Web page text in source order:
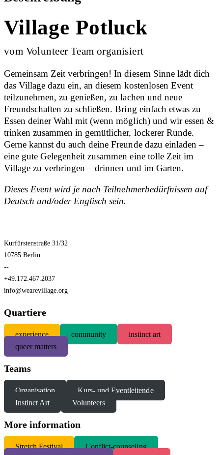
Village Potluck
vom Volunteer Team organisiert
Gemeinsam Zeit verbringen! In diesem Sinne lädt dich
das Village dazu ein, an diesem kostenlosen Event
teilzunehmen, zu genießen, zu lachen und neue
Freundschaften zu schließen. Bring einfach etwas zu
Essen deiner Wahl mit (wenn möglich) und wir essen &
trinken zusammen in gemütlicher, lockerer Runde.
Gerne kannst du auch deine Freunde dazu einladen –
eine gute Gelegenheit zusammen eine tolle Zeit im
Village zu verbringen – drinnen und im Garten.
Dieses Event wird je nach Teilnehmerbedürfnissen auf
Deutsch und/oder Englisch sein.
Kurfürstenstraße 31/32
10785 Berlin
--
+49.172.467.2037
info@wearevillage.org
Quartiere
experience community
instinct art
queer matters
Teams
Organisation
Kurs- und Eventleitende
Instinct Art
Volunteers
More information
Stretch Festival
Conflict-counseling